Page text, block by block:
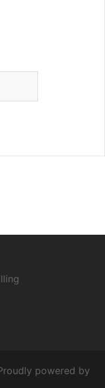
powered by